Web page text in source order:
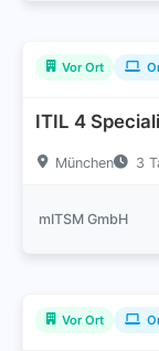
Vor Ort
ITIL 4
München 3
mITSM GmbH
Vor Ort